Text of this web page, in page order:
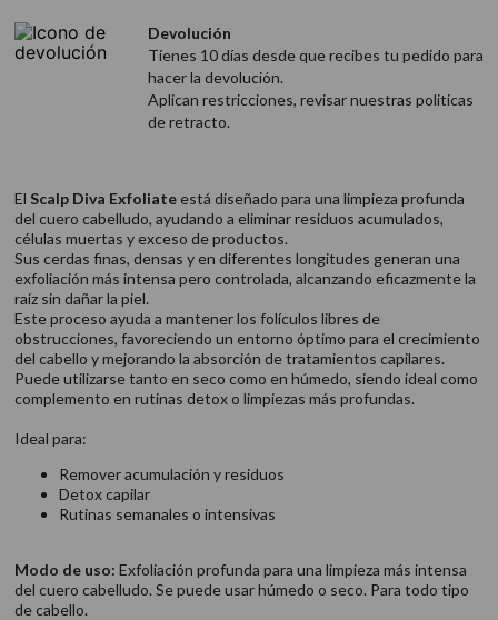
Devolución
Tienes 10 días desde que recibes tu pedido para
hacer la devolución.
Aplican restricciones, revisar nuestras politicas
de retracto.
El Scalp Diva Exfoliateestá diseñado para una limpieza profunda
del cuero cabelludo, ayudando a eliminar residuos acumulados,
células muertas y exceso de productos.
Sus cerdas finas, densas y en diferentes longitudes generan una
exfoliación más intensa pero controlada, alcanzando eficazmente la
raíz sin dañar la piel.
Este proceso ayuda a mantener los folículos libres de
obstrucciones, favoreciendo un entorno óptimo para el crecimiento
del cabello y mejorando la absorción de tratamientos capilares.
Puede utilizarse tanto en seco como en húmedo, siendo ideal como
complemento en rutinas detox o limpiezas más profundas.
Ideal para:
Remover acumulación y residuos
Detox capilar
Rutinas semanales o intensivas
Modo de uso: Exfoliación profunda para una limpieza más intensa
del cuero cabelludo. Se puede usar húmedo o seco. Para todo tipo
de cabello.